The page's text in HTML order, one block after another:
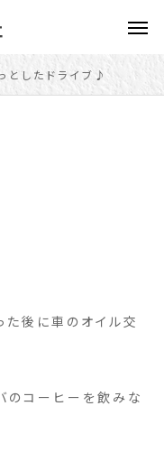
としたドライブ♪
た後に車のオイル交
のコーヒーを飲みな